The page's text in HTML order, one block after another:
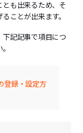
も出来るため、そ
ことが出来ます。
記記事で項目につ
登録・設定方